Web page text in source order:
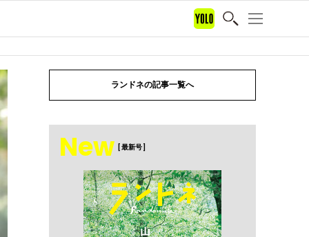
ランドネの記事一覧へ
New [ 最新号 ]